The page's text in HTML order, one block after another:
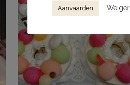
Aanvaarden Weiger